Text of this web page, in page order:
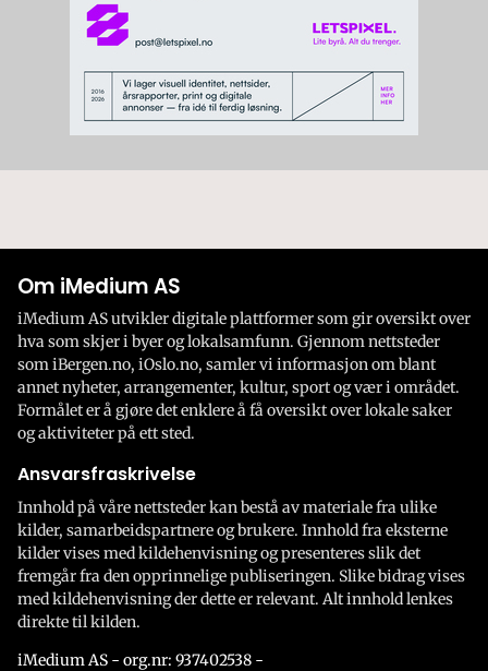
Om iMedium AS
iMedium AS utvikler digitale plattformer som gir oversikt over
hva som skjer i byer og lokalsamfunn. Gjennom nettsteder
som iBergen.no, iOslo.no, samler vi informasjon om blant
annet nyheter, arrangementer, kultur, sport og vær i området.
Formålet er å gjøre det enklere å få oversikt over lokale saker
og aktiviteter på ett sted.
Ansvarsfraskrivelse
Innhold på våre nettsteder kan bestå av materiale fra ulike
kilder, samarbeidspartnere og brukere. Innhold fra eksterne
kilder vises med kildehenvisning og presenteres slik det
fremgår fra den opprinnelige publiseringen. Slike bidrag vises
med kildehenvisning der dette er relevant. Alt innhold lenkes
direkte til kilden.
iMedium AS - org.nr: 937402538 -